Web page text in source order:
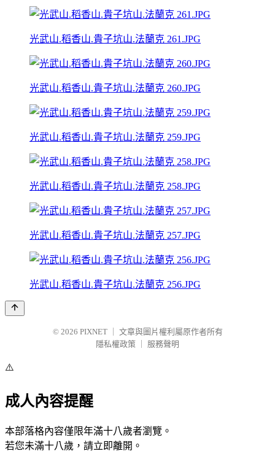
光武山.稻香山.貴子坑山.法蘭克 261.JPG
光武山.稻香山.貴子坑山.法蘭克 260.JPG
光武山.稻香山.貴子坑山.法蘭克 259.JPG
光武山.稻香山.貴子坑山.法蘭克 258.JPG
光武山.稻香山.貴子坑山.法蘭克 257.JPG
光武山.稻香山.貴子坑山.法蘭克 256.JPG
© 2026 PIXNET
文章與圖片權利屬原作者所有
隱私權政策
服務聲明
⚠️
成人內容提醒
本部落格內容僅限年滿十八歲者瀏覽。
若您未滿十八歲，請立即離開。